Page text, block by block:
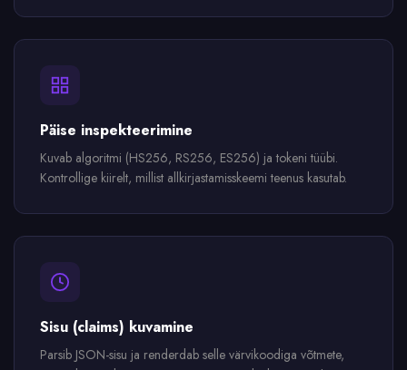
Päise inspekteerimine
Kuvab algoritmi (HS256, RS256, ES256) ja tokeni tüübi.
Kontrollige kiirelt, millist allkirjastamisskeemi teenus kasutab.
Sisu (claims) kuvamine
Parsib JSON-sisu ja renderdab selle värvikoodiga võtmete,